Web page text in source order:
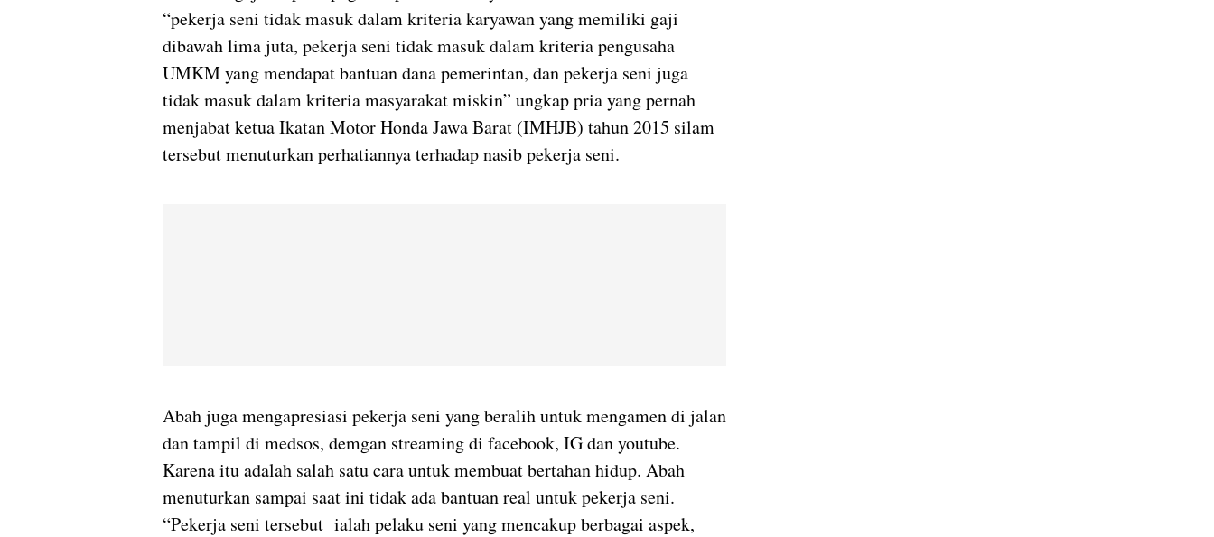
“pekerja seni tidak masuk dalam kriteria karyawan yang memiliki gaji
dibawah lima juta, pekerja seni tidak masuk dalam kriteria pengusaha
UMKM yang mendapat bantuan dana pemerintan, dan pekerja seni juga
tidak masuk dalam kriteria masyarakat miskin” ungkap pria yang pernah
menjabat ketua Ikatan Motor Honda Jawa Barat (IMHJB) tahun 2015 silam
tersebut menuturkan perhatiannya terhadap nasib pekerja seni.
Abah juga mengapresiasi pekerja seni yang beralih untuk mengamen di jalan
dan tampil di medsos, demgan streaming di facebook, IG dan youtube.
Karena itu adalah salah satu cara untuk membuat bertahan hidup. Abah
menuturkan sampai saat ini tidak ada bantuan real untuk pekerja seni.
“Pekerja seni tersebut ialah pelaku seni yang mencakup berbagai aspek,